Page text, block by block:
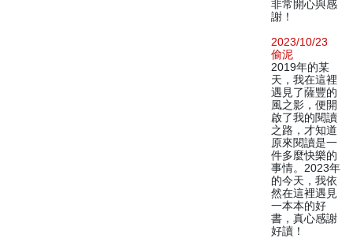
非常開心與感
謝！
2023/10/23
偷泥
2019年的某
天，我在這裡
遇見了薩豐的
風之影，便開
啟了我的閱讀
之路，才知道
原來閱讀是一
件多麼快樂的
事情。2023年
的今天，我依
然在這裡遇見
一本本的好
書，真心感謝
好讀！